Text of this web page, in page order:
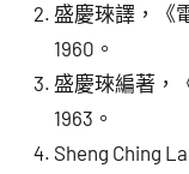
盛慶琜譯，《
1960。
盛慶琜編著，
1963。
Sheng Ching